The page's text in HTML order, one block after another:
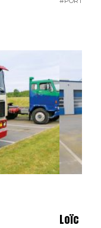
Loïc